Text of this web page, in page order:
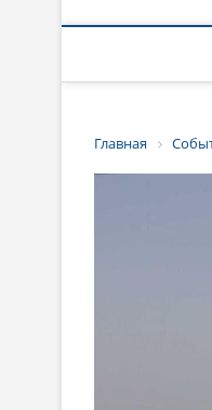
Главная